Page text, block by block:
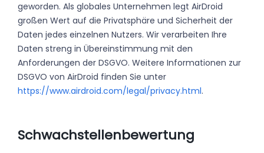
geworden. Als globales Unternehmen legt AirDroid
großen Wert auf die Privatsphäre und Sicherheit der
Daten jedes einzelnen Nutzers. Wir verarbeiten Ihre
Daten streng in Übereinstimmung mit den
Anforderungen der DSGVO. Weitere Informationen zur
DSGVO von AirDroid finden Sie unter
https://www.airdroid.com/legal/privacy.html.
Schwachstellenbewertung